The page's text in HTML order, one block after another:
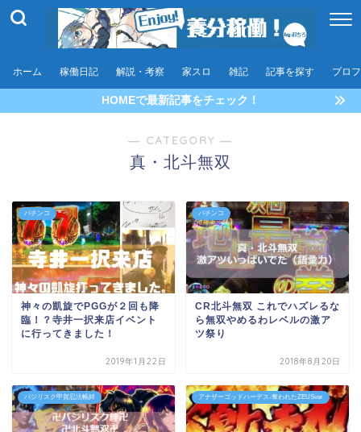
ホーム 稼働日記 解説・考察 家スロ 雑記 記事を探す プロ
HOMEで最新記事をチェック！
― CATEGORY ―
真・北斗無双
パチンコ
神々の凱旋でPGGが２回も降
臨！？寺井一択来店イベント
に行ってきました！
2019年1月22日
パチンコ
CR北斗無双 これでハズレるな
ら無双やめるわレベルの激ア
ツ祭り
2018年8月20日
バジリスク甲賀忍法帳絆 アナザーゴッドハーデス-奪われたZEUSver